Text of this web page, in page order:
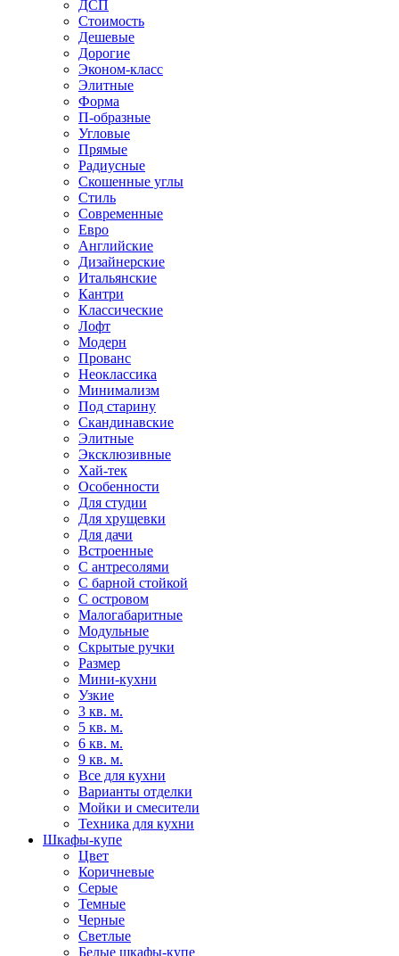
ДСП
Стоимость
Дешевые
Дорогие
Эконом-класс
Элитные
Форма
П-образные
Угловые
Прямые
Радиусные
Скошенные углы
Стиль
Современные
Евро
Английские
Дизайнерские
Итальянские
Кантри
Классические
Лофт
Модерн
Прованс
Неоклассика
Минимализм
Под старину
Скандинавские
Элитные
Эксклюзивные
Хай-тек
Особенности
Для студии
Для хрущевки
Для дачи
Встроенные
С антресолями
С барной стойкой
С островом
Малогабаритные
Модульные
Скрытые ручки
Размер
Мини-кухни
Узкие
3 кв. м.
5 кв. м.
6 кв. м.
9 кв. м.
Все для кухни
Варианты отделки
Мойки и смесители
Техника для кухни
Шкафы-купе
Цвет
Коричневые
Серые
Темные
Черные
Светлые
Белые шкафы-купе